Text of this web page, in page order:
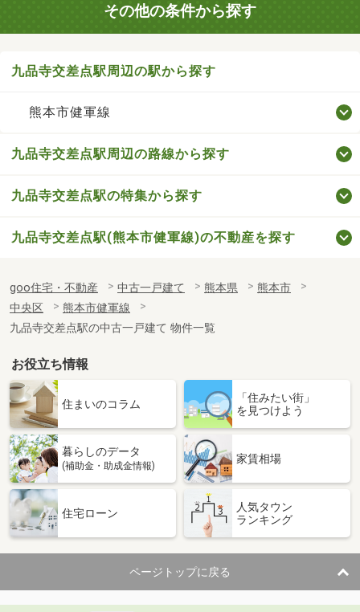
その他の条件から探す
九品寺交差点駅周辺の駅から探す
熊本市健軍線
九品寺交差点駅周辺の路線から探す
九品寺交差点駅の特集から探す
九品寺交差点駅(熊本市健軍線)の不動産を探す
goo住宅・不動産 中古一戸建て 熊本県
熊本市
中央区
熊本市健軍線
九品寺交差点駅の中古一戸建て 物件一覧
お役立ち情報
住まいのコラム
「住みたい街」
を見つけよう
暮らしのデータ
(補助金・助成金情報)
家賃相場
住宅ローン
人気タウン
ランキング
ページトップに戻る